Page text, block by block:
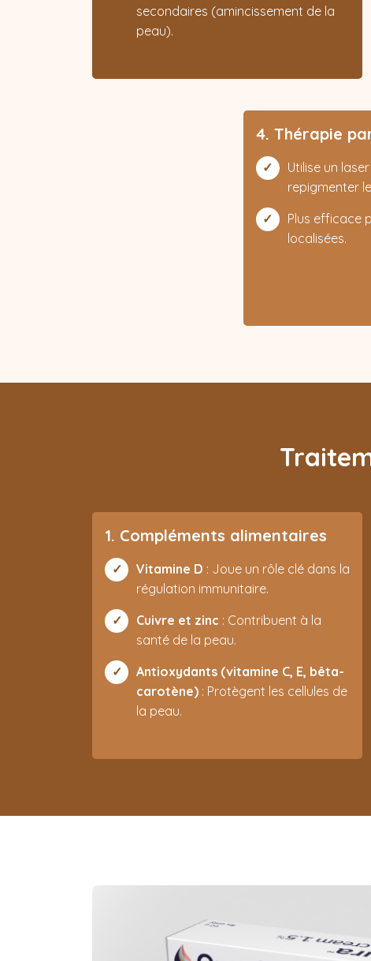
secondaires (amincissement de la
peau).
4. Thérapie
Utilise un
repigmenter
Plus efficace
localisées.
1. Compléments alimentaires
Vitamine D : Joue un rôle clé dans la
régulation immunitaire.
Cuivre et zinc : Contribuent à la
santé de la peau.
Antioxydants (vitamine C, E, bêta-
carotène) : Protègent les cellules de
la peau.